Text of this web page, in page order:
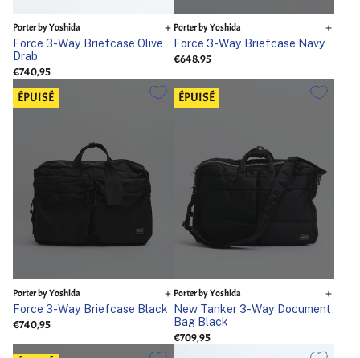
Porter by Yoshida
Force 3-Way Briefcase Olive
Drab
€740,95
Porter by Yoshida
Force 3-Way Briefcase Navy
€648,95
ÉPUISÉ
Porter by Yoshida
Force 3-Way Briefcase Black
€740,95
ÉPUISÉ
Porter by Yoshida
New Tanker 3-Way Document
Bag Black
€709,95